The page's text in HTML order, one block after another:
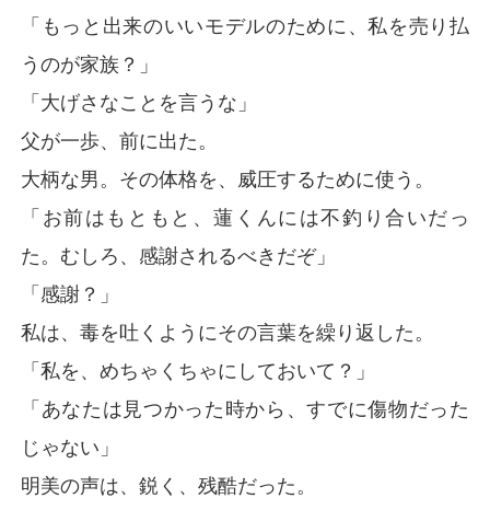
「もっと出来のいいモデルのために、私を売り払
うのが家族？」
「大げさなことを言うな」
父が一歩、前に出た。
大柄な男。その体格を、威圧するために使う。
「お前はもともと、蓮くんには不釣り合いだっ
た。むしろ、感謝されるべきだぞ」
「感謝？」
私は、毒を吐くようにその言葉を繰り返した。
「私を、めちゃくちゃにしておいて？」
「あなたは見つかった時から、すでに傷物だった
じゃない」
明美の声は、鋭く、残酷だった。